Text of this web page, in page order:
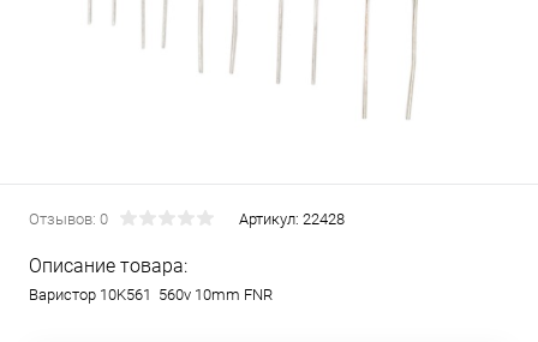
Отзывов: 0 Артикул: 22428
Описание товара:
Варистор 10K561 560v 10mm FNR